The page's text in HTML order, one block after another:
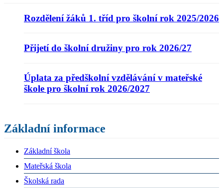
Rozdělení žáků 1. tříd pro školní rok 2025/2026
Přijetí do školní družiny pro rok 2026/27
Úplata za předškolní vzdělávání v mateřské
škole pro školní rok 2026/2027
Základní informace
Základní škola
Mateřská škola
Školská rada